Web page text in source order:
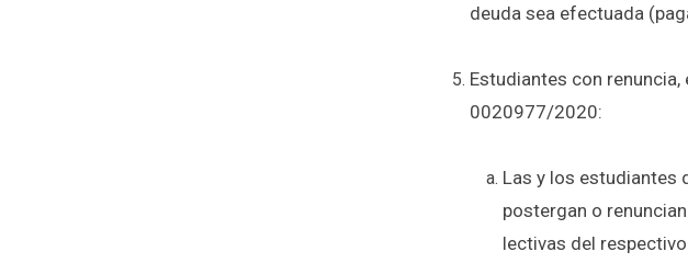
deuda sea efectuada
Estudiantes con
0020977/2020:
Las y los estudiantes
postergan o
lectivas del